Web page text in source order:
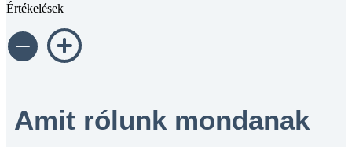
Értékelések
Amit rólunk mondanak